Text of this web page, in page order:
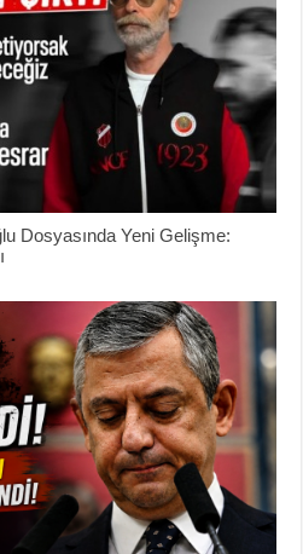
Dosyasında Yeni Gelişme: